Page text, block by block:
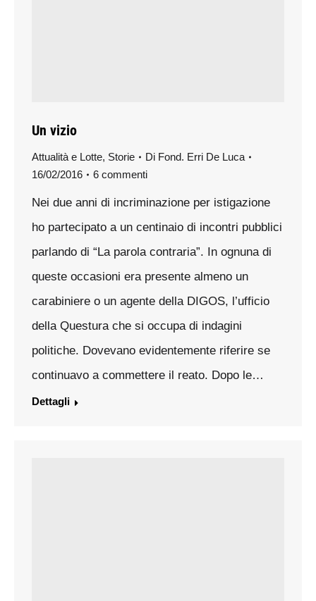
Un vizio
Attualità e Lotte, Storie Di Fond. Erri De Luca
16/02/2016
6 commenti
Nei due anni di incriminazione per istigazione
ho partecipato a un centinaio di incontri pubblici
parlando di “La parola contraria”. In ognuna di
queste occasioni era presente almeno un
carabiniere o un agente della DIGOS, l’ufficio
della Questura che si occupa di indagini
politiche. Dovevano evidentemente riferire se
continuavo a commettere il reato. Dopo le…
Dettagli